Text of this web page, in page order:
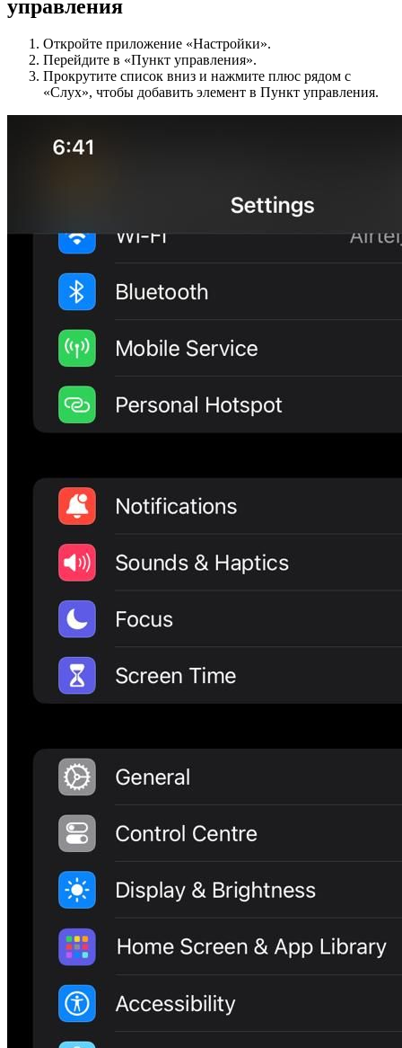
управления
Откройте приложение «Настройки».
Перейдите в «Пункт управления».
Прокрутите список вниз и нажмите плюс рядом с
«Слух», чтобы добавить элемент в Пункт управления.